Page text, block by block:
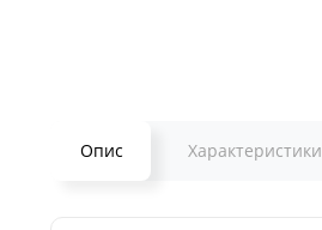
Опис Характеристики